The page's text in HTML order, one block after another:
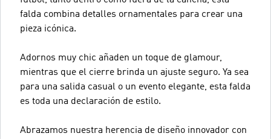
falda combina detalles ornamentales para crear una
pieza icónica.
Adornos muy chic añaden un toque de glamour,
mientras que el cierre brinda un ajuste seguro. Ya sea
para una salida casual o un evento elegante, esta falda
es toda una declaración de estilo.
Abrazamos nuestra herencia de diseño innovador con